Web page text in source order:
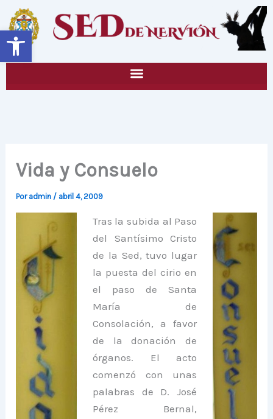
Abrir barra de herramientas
contenido
Vida y Consuelo
Por admin / abril 4, 2009
Tras la subida al Paso
del Santísimo Cristo
de la Sed, tuvo lugar
la puesta del cirio en
el paso de Santa
María de
Consolación, a favor
de la donación de
órganos. El acto
comenzó con unas
palabras de D. José
Pérez Bernal,